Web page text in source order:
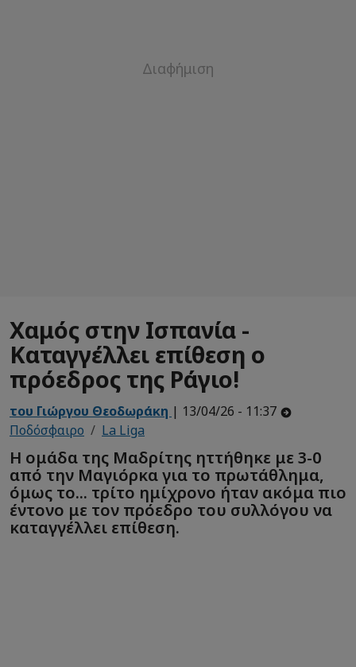
Χαμός στην Ισπανία -
Καταγγέλλει επίθεση ο
πρόεδρος της Ράγιο!
του Γιώργου Θεοδωράκη | 13/04/26 - 11:37
Ποδόσφαιρο
La Liga
Η ομάδα της Μαδρίτης ηττήθηκε με 3-0
από την Μαγιόρκα για το πρωτάθλημα,
όμως το... τρίτο ημίχρονο ήταν ακόμα πιο
έντονο με τον πρόεδρο του συλλόγου να
καταγγέλλει επίθεση.